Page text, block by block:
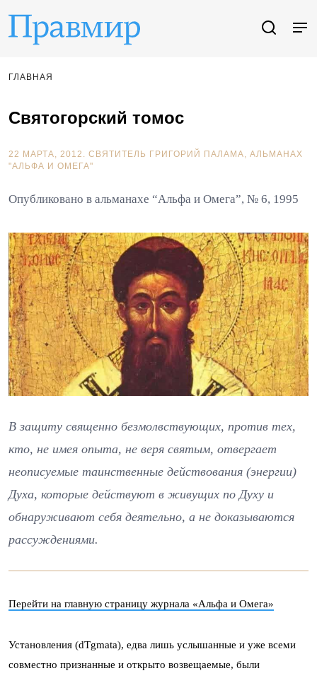
ГЛАВНАЯ
Святогорский томос
22 МАРТА, 2012. СВЯТИТЕЛЬ ГРИГОРИЙ ПАЛАМА
АЛЬМАНАХ
"АЛЬФА И ОМЕГА"
Опубликовано в альманахе “Альфа и Омега”, № 6, 1995
В защиту священно безмолвствующих, против тех,
кто, не имея опыта, не веря святым, отвергает
неописуемые таинственные действования (энергии)
Духа, которые действуют в живущих по Духу и
обнаруживают себя деятельно, а не доказываются
рассуждениями.
Перейти на главную страницу журнала «Альфа и Омега»
Установления (dТgmata), едва лишь услышанные и уже всеми
совместно признанные и открыто возвещаемые, были